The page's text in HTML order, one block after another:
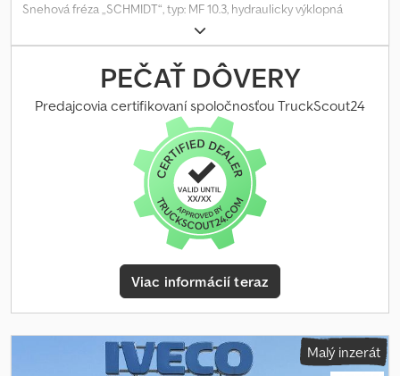
Snehová fréza „SCHMIDT“, typ: MF 10.3, hydraulicky výklopná
doľava/doprava, vrátane závesu, vozidlo môže byť polepené
reklamou a/alebo označené nápismi. PA1478 Cedpfx Aovy Rhgof
PEČAŤ DÔVERY
Predajcovia certifikovaní spoločnosťou TruckScout24
Viac informácií teraz
Malý inzerát